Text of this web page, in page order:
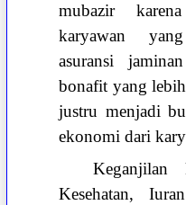
mubazir
karyawan
asuransi
bonafit yang
justru menjadi
ekonomi dari
Keganjilan
Kesehatan,